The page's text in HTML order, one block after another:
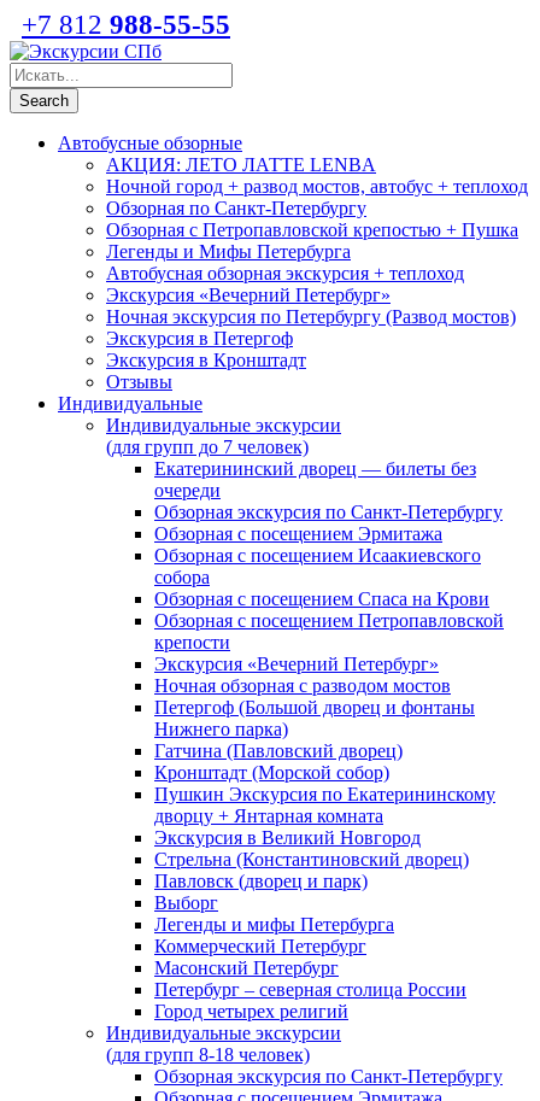
+7 812 988-55-55
Автобусные обзорные
АКЦИЯ: ЛЕТО ЛАТТЕ LENBA
Ночной город + развод мостов, автобус + теплоход
Обзорная по Санкт-Петербургу
Обзорная с Петропавловской крепостью + Пушка
Легенды и Мифы Петербурга
Автобусная обзорная экскурсия + теплоход
Экскурсия «Вечерний Петербург»
Ночная экскурсия по Петербургу (Развод мостов)
Экскурсия в Петергоф
Экскурсия в Кронштадт
Отзывы
Индивидуальные
Индивидуальные экскурсии
(для групп до 7 человек)
Екатерининский дворец — билеты без
очереди
Обзорная экскурсия по Санкт-Петербургу
Обзорная с посещением Эрмитажа
Обзорная с посещением Исаакиевского
собора
Обзорная с посещением Спаса на Крови
Обзорная с посещением Петропавловской
крепости
Экскурсия «Вечерний Петербург»
Ночная обзорная с разводом мостов
Петергоф (Большой дворец и фонтаны
Нижнего парка)
Гатчина (Павловский дворец)
Кронштадт (Морской собор)
Пушкин Экскурсия по Екатерининскому
дворцу + Янтарная комната
Экскурсия в Великий Новгород
Стрельна (Константиновский дворец)
Павловск (дворец и парк)
Выборг
Легенды и мифы Петербурга
Коммерческий Петербург
Масонский Петербург
Петербург – северная столица России
Город четырех религий
Индивидуальные экскурсии
(для групп 8-18 человек)
Обзорная экскурсия по Санкт-Петербургу